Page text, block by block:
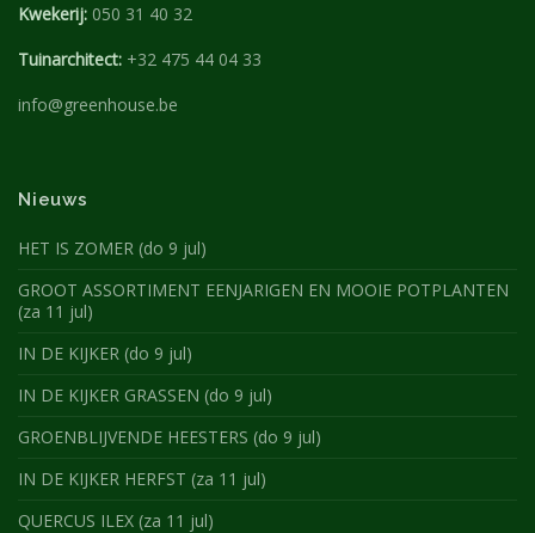
Kwekerij: 050 31 40 32
Tuinarchitect: +32 475 44 04 33
info@greenhouse.be
Nieuws
HET IS ZOMER (do 9 jul)
GROOT ASSORTIMENT EENJARIGEN EN MOOIE POTPLANTEN
(za 11 jul)
IN DE KIJKER (do 9 jul)
IN DE KIJKER GRASSEN (do 9 jul)
GROENBLIJVENDE HEESTERS (do 9 jul)
IN DE KIJKER HERFST (za 11 jul)
QUERCUS ILEX (za 11 jul)